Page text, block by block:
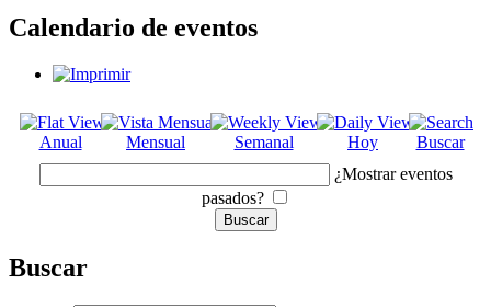
Calendario de eventos
Anual Mensual Semanal Hoy
Buscar
¿Mostrar eventos
pasados?
Buscar